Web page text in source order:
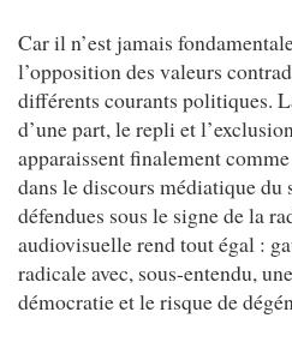
Car il n’est jamais
l’opposition des valeurs
différents courants politiques.
d’une part, le repli et
apparaissent finalement
dans le discours médiatique du
défendues sous le signe de la
audiovisuelle rend tout égal :
radicale avec, sous-entendu,
démocratie et le risque de